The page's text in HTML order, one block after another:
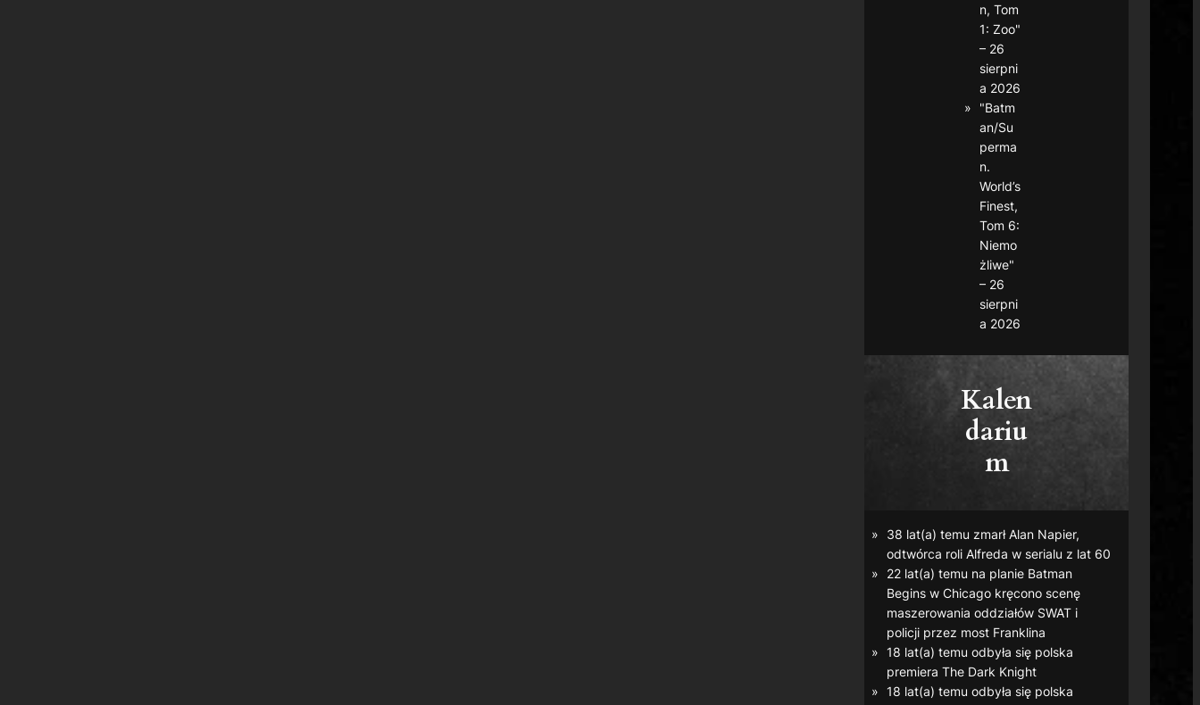
n, Tom
1: Zoo"
– 26
sierpni
a 2026
"Batm
an/Su
perma
n.
World’s
Finest,
Tom 6:
Niemo
żliwe"
– 26
sierpni
a 2026
Kalen
dariu
m
38 lat(a) temu zmarł Alan Napier,
odtwórca roli Alfreda w serialu z lat 60
22 lat(a) temu na planie Batman
Begins w Chicago kręcono scenę
maszerowania oddziałów SWAT i
policji przez most Franklina
18 lat(a) temu odbyła się polska
premieraThe Dark Knight
18 lat(a) temu odbyła się polska